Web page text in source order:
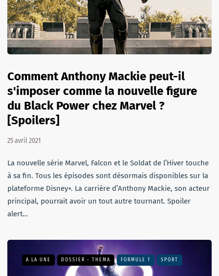
Comment Anthony Mackie peut-il
s'imposer comme la nouvelle figure
du Black Power chez Marvel ?
[Spoilers]
25 avril 2021
La nouvelle série Marvel, Falcon et le Soldat de l’Hiver touche
à sa fin. Tous les épisodes sont désormais disponibles sur la
plateforme Disney+. La carrière d’Anthony Mackie, son acteur
principal, pourrait avoir un tout autre tournant. Spoiler
alert…
A LA UNE DOSSIER - THEMA FORMULE 1 SPORT